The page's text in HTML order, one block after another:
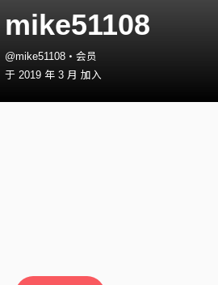
mike51108
@mike51108・会员
于 2019 年 3 月 加入